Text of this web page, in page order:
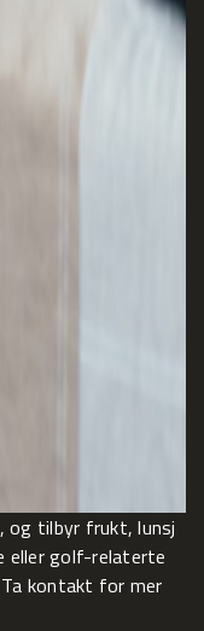
og tilbyr frukt, lunsj
eller golf-relaterte
kontakt for mer